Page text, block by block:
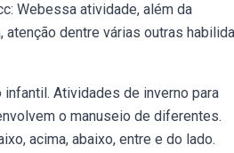
Webessa atividade, além da
dentre várias outras
Atividades de inverno para
o manuseio de diferentes.
acima, abaixo, entre e do lado.